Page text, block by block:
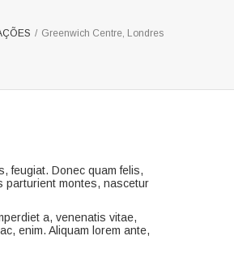
/ Greenwich Centre, Londres
feugiat. Donec quam felis,
parturient montes, nascetur
a, venenatis vitae,
enim. Aliquam lorem ante,